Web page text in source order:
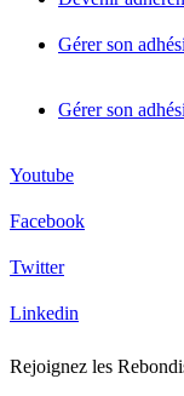
Gérer son
Gérer son
Youtube
Facebook
Twitter
Linkedin
Rejoignez les